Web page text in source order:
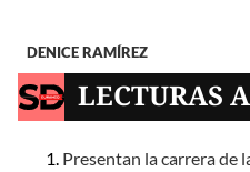
DENICE RAMÍREZ
LECTURAS
Presentan la carrera de